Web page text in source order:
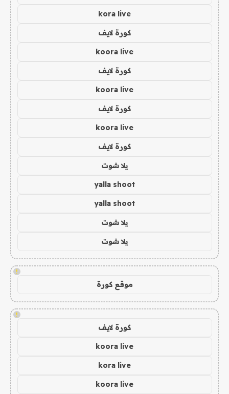
kora live
كورة لايف
koora live
كورة لايف
koora live
كورة لايف
koora live
كورة لايف
يلا شوت
yalla shoot
yalla shoot
يلا شوت
يلا شوت
!
موقع كورة
!
كورة لايف
koora live
kora live
koora live